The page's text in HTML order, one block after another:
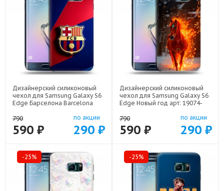
Дизайнерский силиконовый
чехол для Samsung Galaxy S6
Edge Барселона Barcelona
790
590 ₽
по акции
290 ₽
Дизайнерский силиконовый
чехол для Samsung Galaxy S6
Edge Новый год арт: 19074-
790
590 ₽
по акции
290 ₽
-25% -25%